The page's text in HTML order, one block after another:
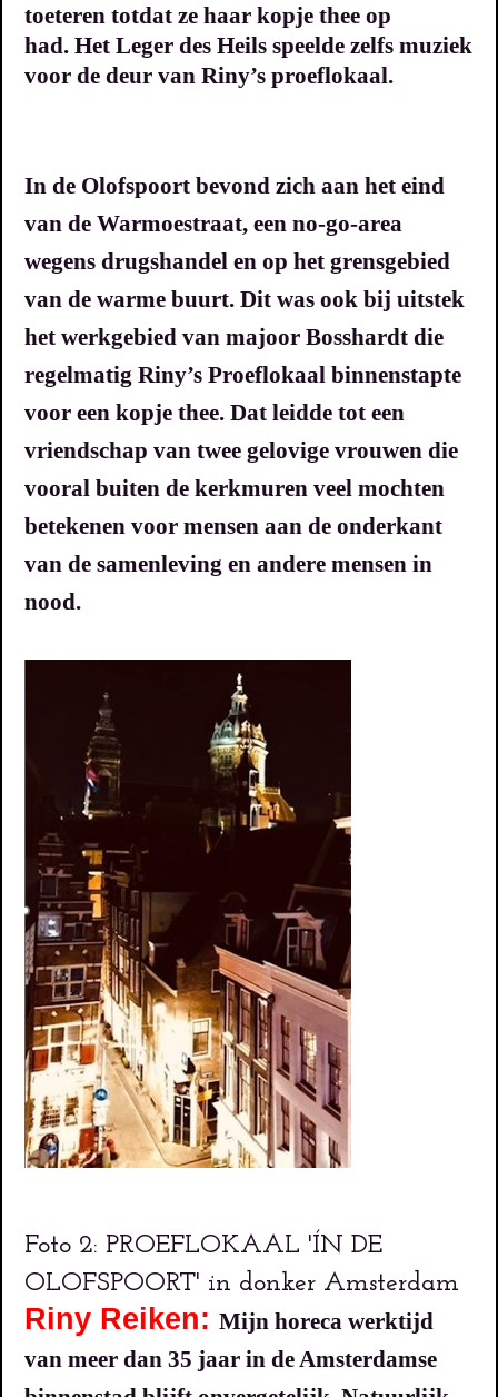
toeteren totdat ze haar kopje thee op
had. Het Leger des Heils speelde zelfs muziek
voor de deur van Riny’s proeflokaal.
In de Olofspoort bevond zich aan het eind
van de Warmoestraat, een no-go-area
wegens drugshandel en op het grensgebied
van de warme buurt. Dit was ook bij uitstek
het werkgebied van majoor Bosshardt die
regelmatig Riny’s Proeflokaal binnenstapte
voor een kopje thee. Dat leidde tot een
vriendschap van twee gelovige vrouwen die
vooral buiten de kerkmuren veel mochten
betekenen voor mensen aan de onderkant
van de samenleving en andere mensen in
nood.
Foto 2: PROEFLOKAAL 'ÍN DE
OLOFSPOORT' in donker Amsterdam
Riny Reiken: Mijn horeca werktijd
van meer dan 35 jaar in de Amsterdamse